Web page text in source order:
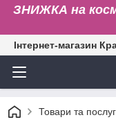
ЗНИЖКА на
Інтернет-магазин
Товари та